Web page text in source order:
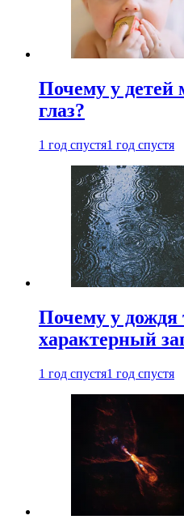
Почему у детей
глаз?
1 год спустя1 год спустя
Почему у дождя
характерный
1 год спустя1 год спустя